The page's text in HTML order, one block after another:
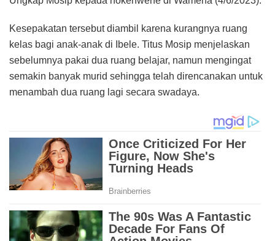
Kesepakatan tersebut diambil karena kurangnya ruang
kelas bagi anak-anak di Ibele. Titus Mosip menjelaskan
sebelumnya pakai dua ruang belajar, namun mengingat
semakin banyak murid sehingga telah direncanakan untuk
menambah dua ruang lagi secara swadaya.